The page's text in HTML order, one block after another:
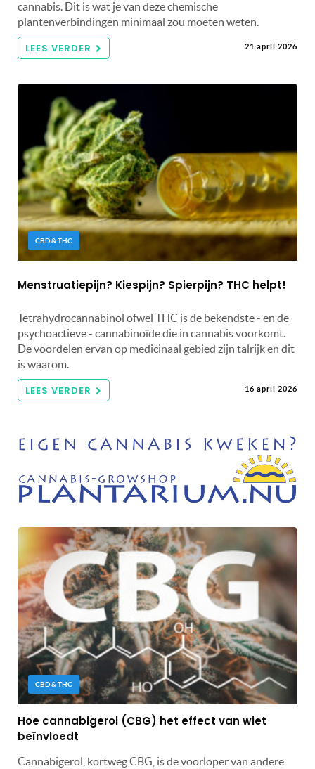
cannabis. Dit is wat je van deze chemische
plantenverbindingen minimaal zou moeten weten.
LEES VERDER 21 april 2026
CBD & THC
Menstruatiepijn? Kiespijn? Spierpijn? THC helpt!
Tetrahydrocannabinol ofwel THC is de bekendste - en de
psychoactieve - cannabinoïde die in cannabis voorkomt.
De voordelen ervan op medicinaal gebied zijn talrijk en dit
is waarom.
LEES VERDER 16 april 2026
CBD & THC
Hoe cannabigerol (CBG) het effect van wiet
beïnvloedt
Cannabigerol, kortweg CBG, is de voorloper van andere